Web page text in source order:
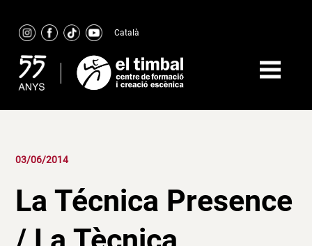
content
Català
03/06/2014
La Técnica Presence